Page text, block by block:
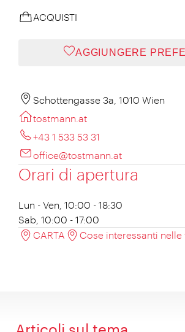
ACQUISTI
AGGIUNGERE
Schottengasse 3a, 1010 Wien
tostmann.at
+43 1 533 53 31
office@tostmann.at
Orari di apertura
Lun - Ven, 10:00 - 18:30
Sab, 10:00 - 17:00
CARTA
Cose interessanti nelle